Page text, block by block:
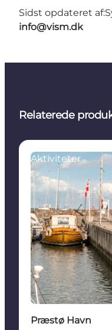
Sidst opdateret af:
info@vism.dk
Relaterede
Aktiviteter
Præstø Havn